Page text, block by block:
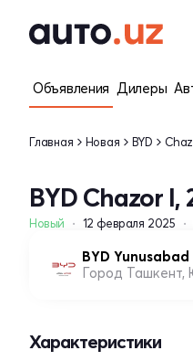
Объявления Дилеры
Главная Новая BYD
BYD Chazor I,
Новый 12 февраля 2025
BYD Yunusabad
Город Ташкент,
Характеристики